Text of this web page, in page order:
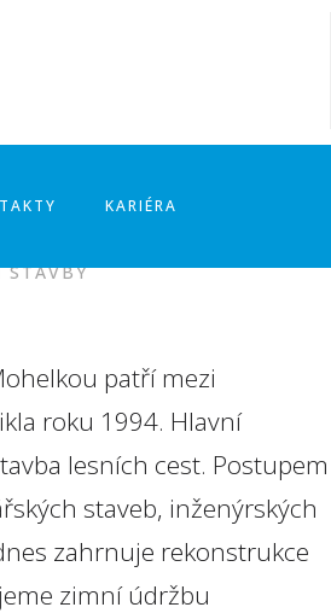
KARIÉRA
STAVBY
patří mezi
roku 1994. Hlavní
lesních cest. Postupem
staveb, inženýrských
zahrnuje rekonstrukce
zimní údržbu